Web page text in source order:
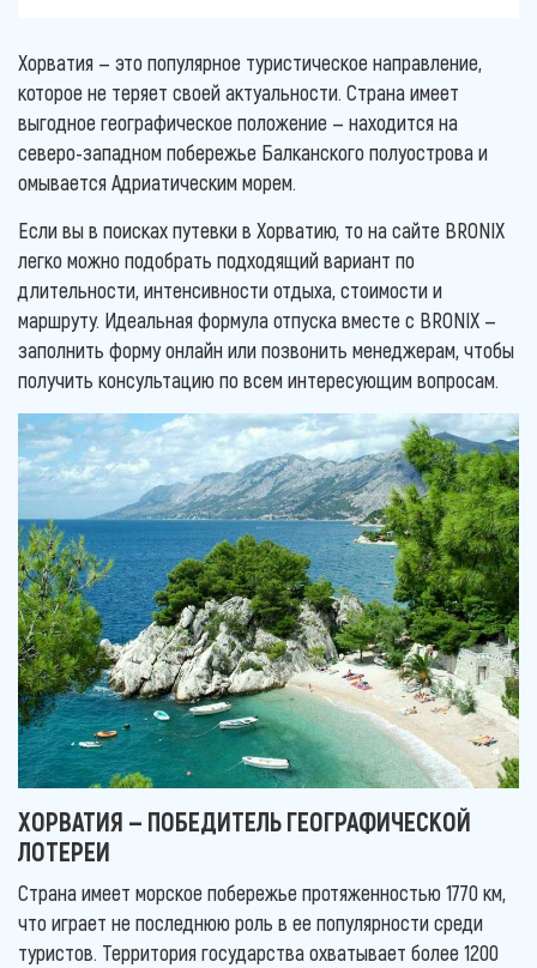
Хорватия — это популярное туристическое направление,
которое не теряет своей актуальности. Страна имеет
выгодное географическое положение — находится на
северо-западном побережье Балканского полуострова и
омывается Адриатическим морем.
Если вы в поисках путевки в Хорватию, то на сайте BRONIX
легко можно подобрать подходящий вариант по
длительности, интенсивности отдыха, стоимости и
маршруту. Идеальная формула отпуска вместе с BRONIX —
заполнить форму онлайн или позвонить менеджерам, чтобы
получить консультацию по всем интересующим вопросам.
ХОРВАТИЯ — ПОБЕДИТЕЛЬ ГЕОГРАФИЧЕСКОЙ
ЛОТЕРЕИ
Страна имеет морское побережье протяженностью 1770 км,
что играет не последнюю роль в ее популярности среди
туристов. Территория государства охватывает более 1200